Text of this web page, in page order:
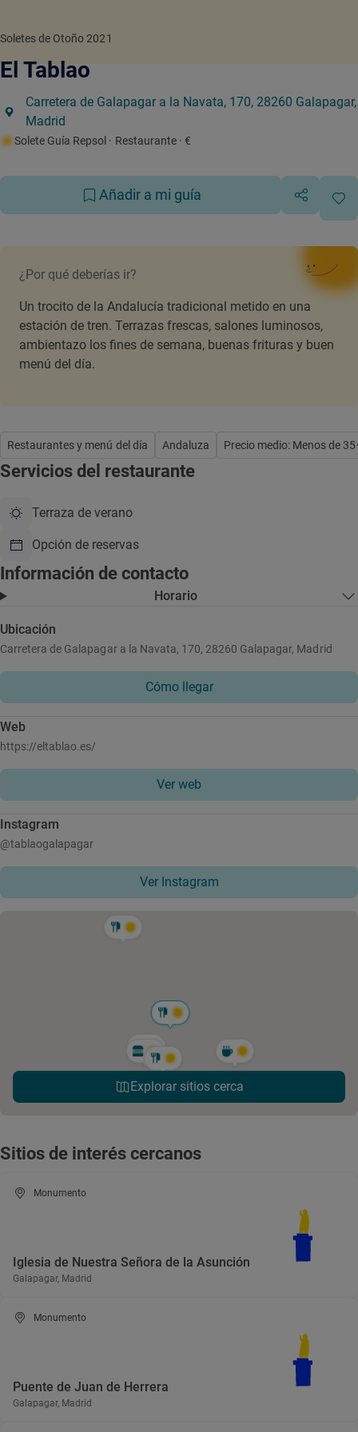
Soletes de Otoño 2021
El Tablao
Carretera de Galapagar a la Navata, 170, 28260 Galapagar,
Madrid
Solete Guía Repsol · Restaurante · €
Añadir a mi guía
¿Por qué deberías ir?
Un trocito de la Andalucía tradicional metido en una
estación de tren. Terrazas frescas, salones luminosos,
ambientazo los fines de semana, buenas frituras y buen
menú del día.
Restaurantes y menú del día Andaluza Precio medio: Menos de
Servicios del restaurante
Terraza de verano
Opción de reservas
Información de contacto
Horario
Ubicación
Carretera de Galapagar a la Navata, 170, 28260 Galapagar, Madrid
Cómo llegar
Web
https://eltablao.es/
Ver web
Instagram
@tablaogalapagar
Ver Instagram
Explorar sitios cerca
Sitios de interés cercanos
Monumento
Iglesia de Nuestra Señora de la Asunción
Galapagar, Madrid
Monumento
Puente de Juan de Herrera
Galapagar, Madrid